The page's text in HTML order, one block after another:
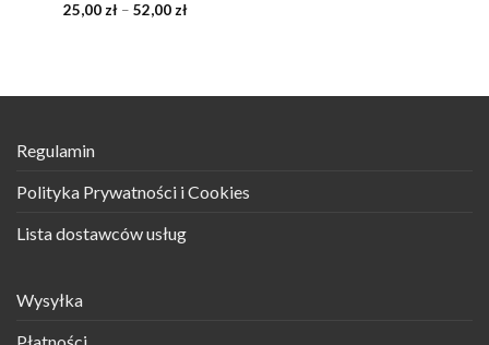
25,00 zł– 52,00 zł
Regulamin
Polityka Prywatności i Cookies
Lista dostawców usług
Wysyłka